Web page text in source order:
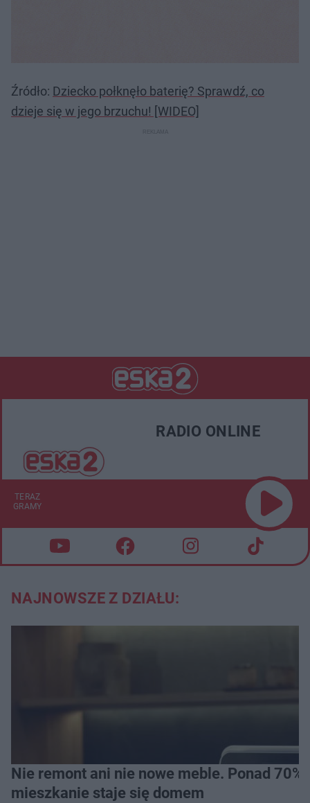
Źródło: Dziecko połknęło baterię? Sprawdź, co
dzieje się w jego brzuchu! [WIDEO]
RADIO ONLINE
TERAZ
GRAMY
NAJNOWSZE Z DZIAŁU:
Nie remont ani nie nowe meble. Ponad
mieszkanie staje się domem